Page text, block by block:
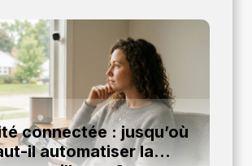
connectée : jusqu’où
il automatiser la